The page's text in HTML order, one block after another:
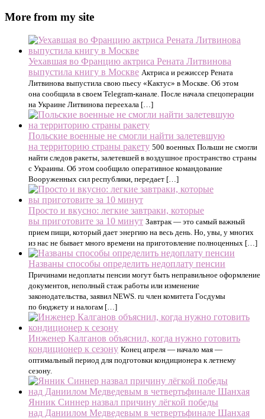
More from my site
Уехавшая во Францию актриса Рената Литвинова
выпустила книгу в Москве Актриса и режиссер Рената
Литвинова выпустила свою пьесу «Кактус» в Москве. Об этом
она сообщила в своем Telegram-канале. После начала спецоперации
на Украине Литвинова переехала […]
Польские военные не смогли найти залетевшую
на территорию страны ракету 500 военных Польши не смогли
найти следов ракеты, залетевшей в воздушное пространство страны
с Украины. Об этом сообщило оперативное командование
Вооруженных сил республики, передает […]
Просто и вкусно: легкие завтраки, которые
вы приготовите за 10 минут Завтрак — это самый важный
прием пищи, который дает энергию на весь день. Но, увы, у многих
из нас не бывает много времени на приготовление полноценных […]
Названы способы определить недоплату пенсии
Причинами недоплаты пенсии могут быть неправильное оформление
документов, неполный стаж работы или изменение
законодательства, заявил NEWS. ru член комитета Госдумы
по бюджету и налогам […]
Инженер Калганов объяснил, когда нужно готовить
кондиционер к сезону Конец апреля — начало мая —
оптимальный период для подготовки кондиционера к летнему
сезону.
Янник Синнер назвал причину лёгкой победы
над Даниилом Медведевым в четвертьфинале Шанхая